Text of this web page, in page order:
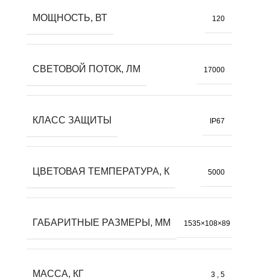
МОЩНОСТЬ, ВТ 120
СВЕТОВОЙ ПОТОК, ЛМ 17000
КЛАСС ЗАЩИТЫ IP67
ЦВЕТОВАЯ ТЕМПЕРАТУРА, К 5000
ГАБАРИТНЫЕ РАЗМЕРЫ, ММ 1535×108×89
МАССА, КГ 3 , 5